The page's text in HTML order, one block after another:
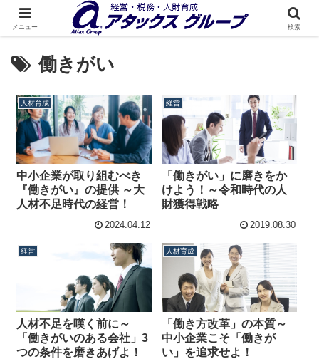
働きがい
人材育成
中小企業が取り組むべき
『働きがい』の提供 ～大
人材不足時代の経営！
2024.04.12
経営
「働きがい」に磨きをか
けよう！～令和時代の人
財獲得戦略
2019.08.30
経営
人材不足を嘆く前に～
「働きがいのある会社」3
つの条件を磨きあげよ！
人材育成
「働き方改革」の本質～
中小企業こそ「働きが
い」を追求せよ！
メニュー 検索